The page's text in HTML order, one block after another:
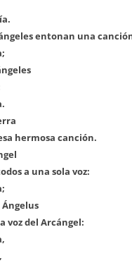
entonan una
hermosa canción.
a una sola voz:
voz del Arcángel: